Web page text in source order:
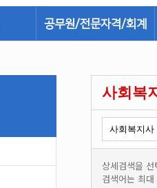
공무원/전문자격/회계
세무회계
소방시설관리사
경영/생산
문화재/학예사
산업보건/산업안전
사회복
상세검색을
검색어는 최